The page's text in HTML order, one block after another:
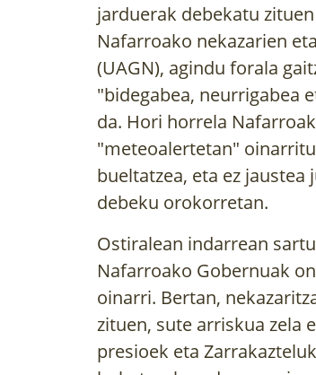
jarduerak debekatu
Nafarroako nekazarien
(UAGN), agindu forala
"bidegabea, neurrigabea
da. Hori horrela
"meteoalertetan"
bueltatzea, eta ez
debeku orokorretan.
Ostiralean indarrean
Nafarroako Gobernuak
oinarri. Bertan,
zituen, sute arriskua zela
presioek eta